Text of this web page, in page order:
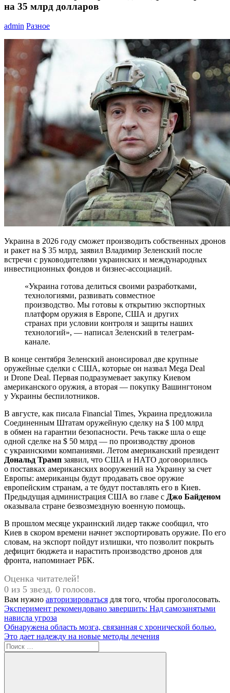
на 35 млрд долларов
admin Разное
Украина в 2026 году сможет производить собственных дронов
и ракет на $ 35 млрд, заявил Владимир Зеленский после
встречи с руководителями украинских и международных
инвестиционных фондов и бизнес-ассоциаций.
«Украина готова делиться своими разработками,
технологиями, развивать совместное
производство. Мы готовы к открытию экспортных
платформ оружия в Европе, США и других
странах при условии контроля и защиты наших
технологий», — написал Зеленский в телеграм-
канале.
В конце сентября Зеленский анонсировал две крупные
оружейные сделки с США, которые он назвал Mega Deal
и Drone Deal. Первая подразумевает закупку Киевом
американского оружия, а вторая — покупку Вашингтоном
у Украины беспилотников.
В августе, как писала Financial Times, Украина предложила
Соединенным Штатам оружейную сделку на $ 100 млрд
в обмен на гарантии безопасности. Речь также шла о еще
одной сделке на $ 50 млрд — по производству дронов
с украинскими компаниями. Летом американский президент
Дональд Трамп заявил, что США и НАТО договорились
о поставках американских вооружений на Украину за счет
Европы: американцы будут продавать свое оружие
европейским странам, а те будут поставлять его в Киев.
Предыдущая администрация США во главе с Джо Байденом
оказывала стране безвозмездную военную помощь.
В прошлом месяце украинский лидер также сообщил, что
Киев в скором времени начнет экспортировать оружие. По его
словам, на экспорт пойдут излишки, что позволит покрыть
дефицит бюджета и нарастить производство дронов для
фронта, напоминает РБК.
Оценка читателей!
0 из 5 звезд. 0 голосов.
Вам нужно авторизироваться для того, чтобы проголосовать.
Навигация
по
записям
Предыдущая
запись:
Эксперимент рекомендовано завершить: Над самозанятыми
нависла угроза
Следующая
запись:
Обнаружена область мозга, связанная с хронической болью.
Это дает надежду на новые методы лечения
Поиск
для: